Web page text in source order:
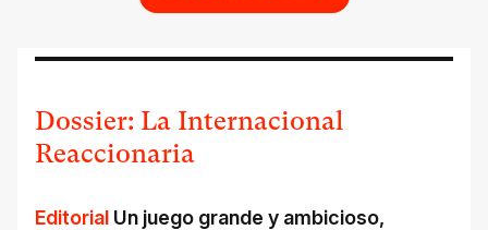
Dossier: La Internacional
Reaccionaria
Editorial Un juego grande y ambicioso,